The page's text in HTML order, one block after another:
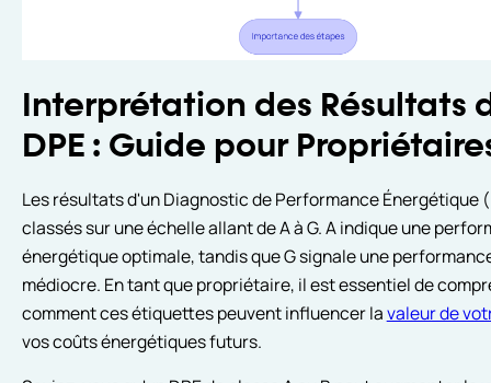
Interprétation des Résultats
DPE : Guide pour
Les résultats d'un Diagnostic de Performance Énergétique
classés sur une échelle allant de A à G. A indique une
énergétique optimale, tandis que G signale une
médiocre. En tant que propriétaire, il est essentiel de
comment ces étiquettes peuvent influencer lavaleur de
vos coûts énergétiques futurs.